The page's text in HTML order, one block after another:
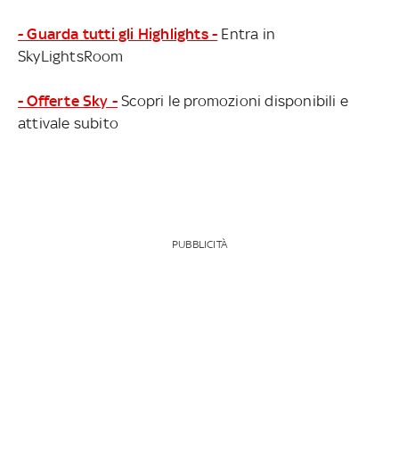
- Guarda tutti gli Highlights - Entra in
SkyLightsRoom
- Offerte Sky - Scopri le promozioni disponibili e
attivale subito
PUBBLICITÀ